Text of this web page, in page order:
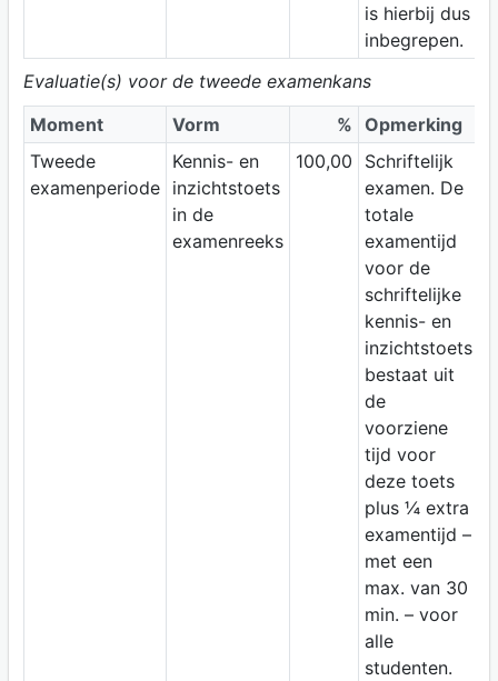
is hierbij dus
inbegrepen.
Evaluatie(s) voor de tweede examenkans
Moment
Vorm % Opmerking
Tweede
examenperiode
Kennis- en
inzichtstoets
in de
examenreeks
100,00
Schriftelijk
examen. De
totale
examentijd
voor de
schriftelijke
kennis- en
inzichtstoets
bestaat uit
de
voorziene
tijd voor
deze toets
plus ¼ extra
examentijd –
met een
max. van 30
min. – voor
alle
studenten.